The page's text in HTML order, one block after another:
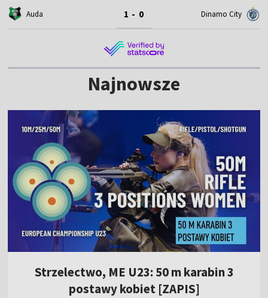
Auda 1 - 0 Dinamo City
Najnowsze
Strzelectwo, ME U23: 50 m karabin 3
postawy kobiet [ZAPIS]